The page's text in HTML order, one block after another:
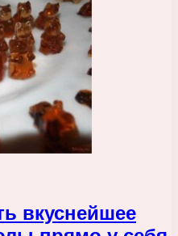
вкуснейшее